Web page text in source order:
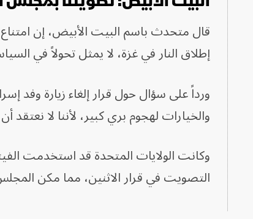
قال متحدث باسم البيت الأبيض، إن
إطلاق النار في غزة، لا يمثل تحولاً في
ورداً على سؤال حول قرار إلغاء زيارة وفد
والخيارات لهجوم بري كبير، لأننا لا
وكانت الولايات المتحدة قد استخدمت
التصويت في قرار الاثنين، مما مكن